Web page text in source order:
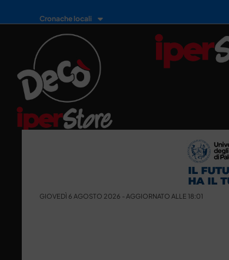
Cronache locali
GIOVEDÌ 6 AGOSTO 2026 - AGGIORNATO ALLE 18:01